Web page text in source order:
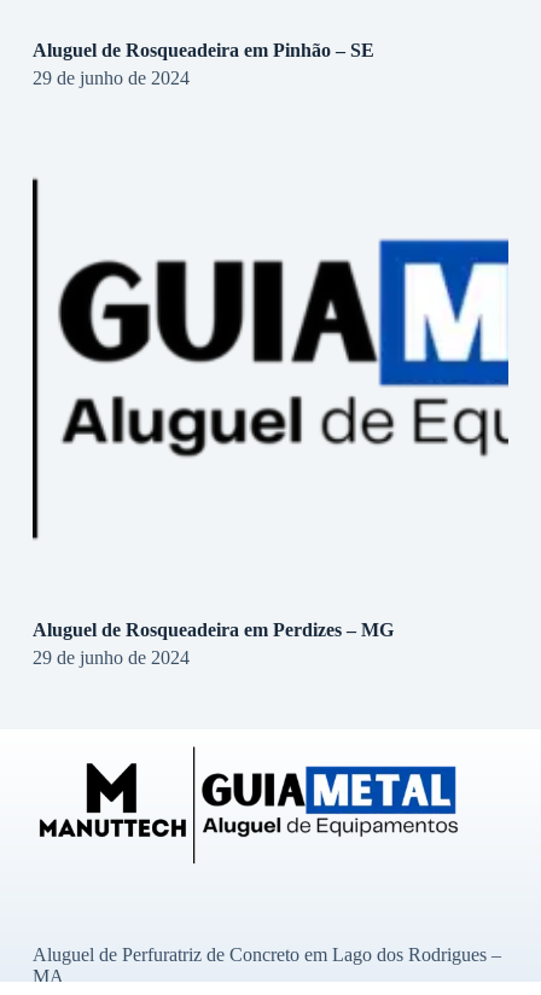
Aluguel de Rosqueadeira em Pinhão – SE
29 de junho de 2024
Aluguel de Rosqueadeira em Perdizes – MG
29 de junho de 2024
Aluguel de Perfuratriz de Concreto em Lago dos Rodrigues –
MA